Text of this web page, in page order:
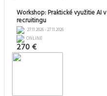
Workshop: Praktické využitie AI v
recruitingu
27.11.2026 - 27.11.2026
ONLINE
270 €